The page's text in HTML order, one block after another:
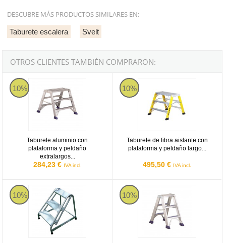
DESCUBRE MÁS PRODUCTOS SIMILARES EN:
Taburete escalera Svelt
OTROS CLIENTES TAMBIÉN COMPRARON:
10%
Taburete aluminio con
plataforma y peldaño
extralargos...
284,23 € IVA incl.
Taburete aluminio con plataforma y peldaño extralargos Svelt
10%
Taburete de fibra aislante con
plataforma y peldaño largo...
495,50 € IVA incl.
Svelt SPUNTOLPV2
10%
Taburete de aluminio con peldaño antideslizante Svelt Cargo - 1
10%
Taburete aluminio doble subida